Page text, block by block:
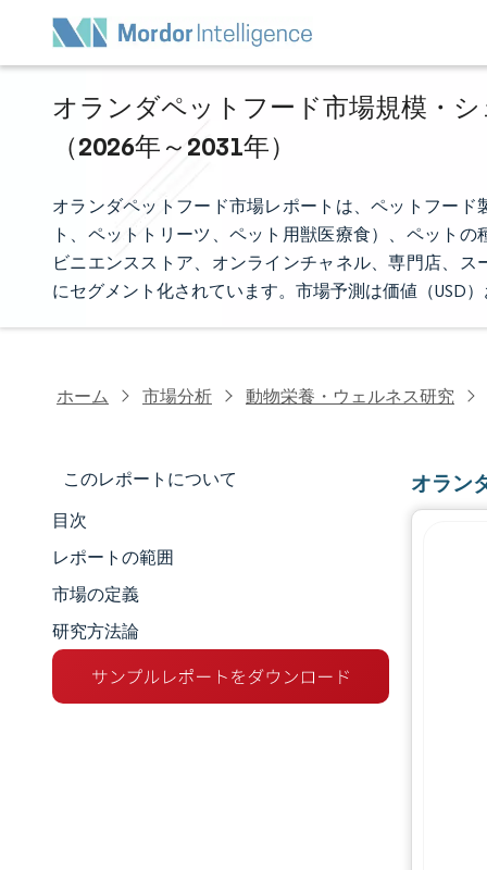
オランダペットフード市場規模・
（2026年～2031年）
オランダペットフード市場レポートは、ペットフー
ト、ペットトリーツ、ペット用獣医療食）、ペット
ビニエンスストア、オンラインチャネル、専門店、
にセグメント化されています。市場予測は価値（USD
ホーム 市場分析 動物栄養・ウェルネス研究
このレポートについて
市場規模とシェア
市場分析
トレンドとインサイト
セグメント分析
目次
レポートの範囲
市場の定義
研究方法論
オラン